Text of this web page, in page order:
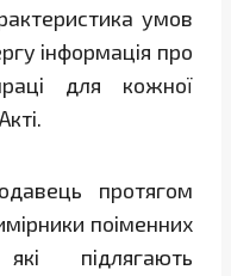
умов
інформація про
для кожної
протягом
поіменних
підлягають